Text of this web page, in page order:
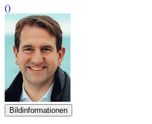
()
Bildinformationen